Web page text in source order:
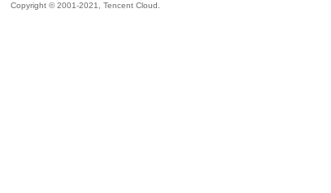
Copyright © 2001-2021, Tencent Cloud.